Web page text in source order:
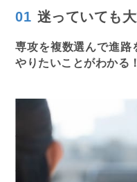
01 迷っていても
専攻を複数選んで進路
やりたいことがわかる！